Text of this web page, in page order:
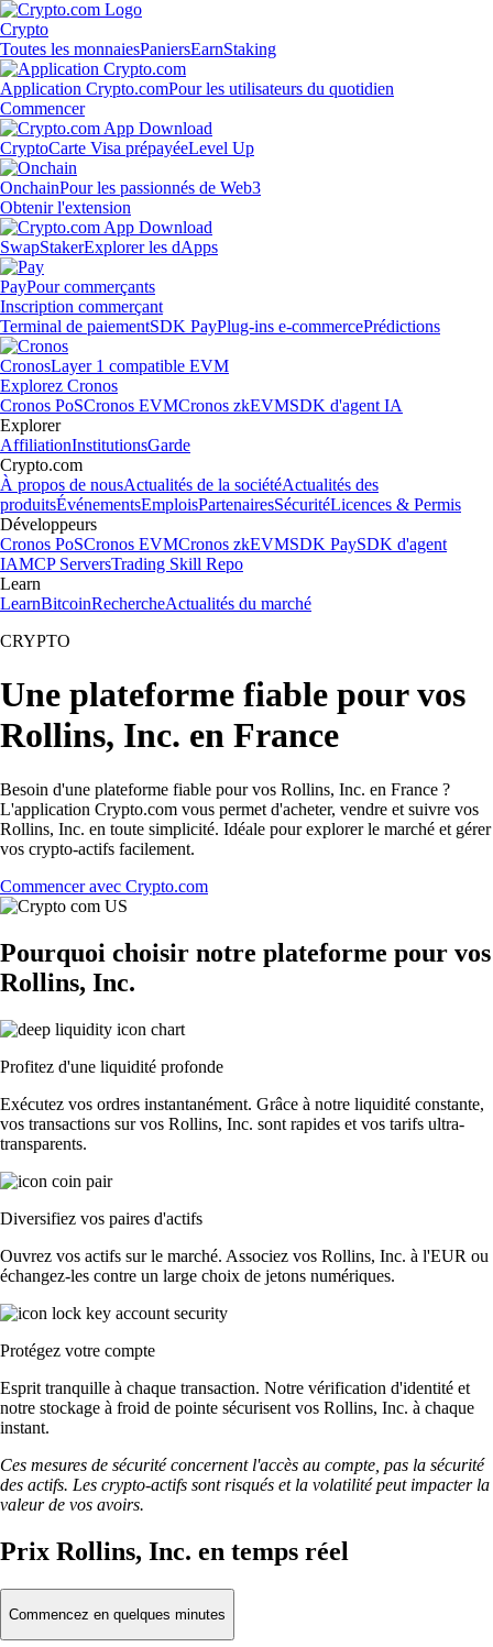
Crypto
Toutes les monnaiesPaniersEarnStaking
Application Crypto.comPour les utilisateurs du quotidien
Commencer
CryptoCarte Visa prépayéeLevel Up
OnchainPour les passionnés de Web3
Obtenir l'extension
SwapStakerExplorer les dApps
PayPour commerçants
Inscription commerçant
Terminal de paiementSDK PayPlug-ins e-commercePrédictions
CronosLayer 1 compatible EVM
Explorez Cronos
Cronos PoSCronos EVMCronos zkEVMSDK d'agent IA
Explorer
AffiliationInstitutionsGarde
Crypto.com
À propos de nousActualités de la sociétéActualités des
produitsÉvénementsEmploisPartenairesSécuritéLicences & Permis
Développeurs
Cronos PoSCronos EVMCronos zkEVMSDK PaySDK d'agent
IAMCP ServersTrading Skill Repo
Learn
LearnBitcoinRechercheActualités du marché
CRYPTO
Une plateforme fiable pour vos
Rollins, Inc. en France
Besoin d'une plateforme fiable pour vos Rollins, Inc. en France ?
L'application Crypto.com vous permet d'acheter, vendre et suivre vos
Rollins, Inc. en toute simplicité. Idéale pour explorer le marché et gérer
vos crypto-actifs facilement.
Commencer avec Crypto.com
Pourquoi choisir notre plateforme pour vos
Rollins, Inc.
Profitez d'une liquidité profonde
Exécutez vos ordres instantanément. Grâce à notre liquidité constante,
vos transactions sur vos Rollins, Inc. sont rapides et vos tarifs ultra-
transparents.
Diversifiez vos paires d'actifs
Ouvrez vos actifs sur le marché. Associez vos Rollins, Inc. à l'EUR ou
échangez-les contre un large choix de jetons numériques.
Protégez votre compte
Esprit tranquille à chaque transaction. Notre vérification d'identité et
notre stockage à froid de pointe sécurisent vos Rollins, Inc. à chaque
instant.
Ces mesures de sécurité concernent l'accès au compte, pas la sécurité
des actifs. Les crypto-actifs sont risqués et la volatilité peut impacter la
valeur de vos avoirs.
Prix Rollins, Inc. en temps réel
Commencez en quelques minutes